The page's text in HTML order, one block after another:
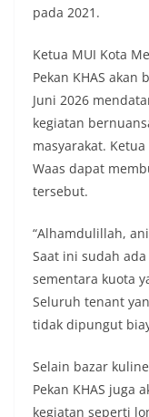
pada 2021.
Ketua MUI Kota
Pekan KHAS
Juni 2026
kegiatan
masyarakat.
Waas dapat
tersebut.
“Alhamdulillah,
Saat ini sudah
sementara kuota
Seluruh tenant
tidak dipungut
Selain bazar
Pekan KHAS juga
kegiatan seperti